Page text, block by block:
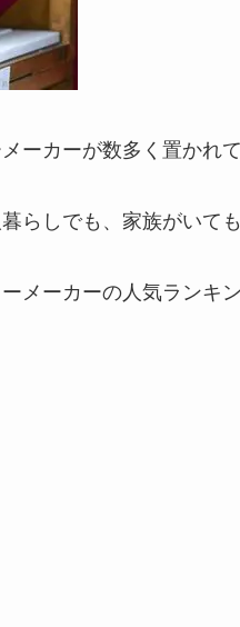
ーカーが数多く置かれて
らしでも、家族がいても
メーカーの人気ランキン